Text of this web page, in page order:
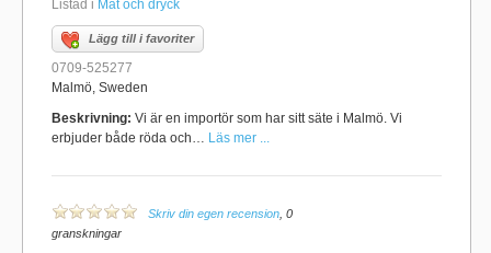
Listad i Mat och dryck
Lägg till i favoriter
0709-525277
Malmö, Sweden
Beskrivning: Vi är en importör som har sitt säte i Malmö. Vi
erbjuder både röda och… Läs mer ...
Skriv din egen recension , 0
granskningar